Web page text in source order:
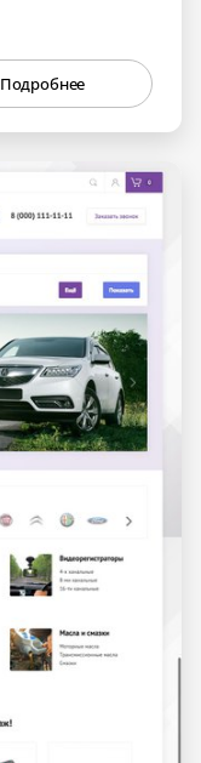
Подробнее